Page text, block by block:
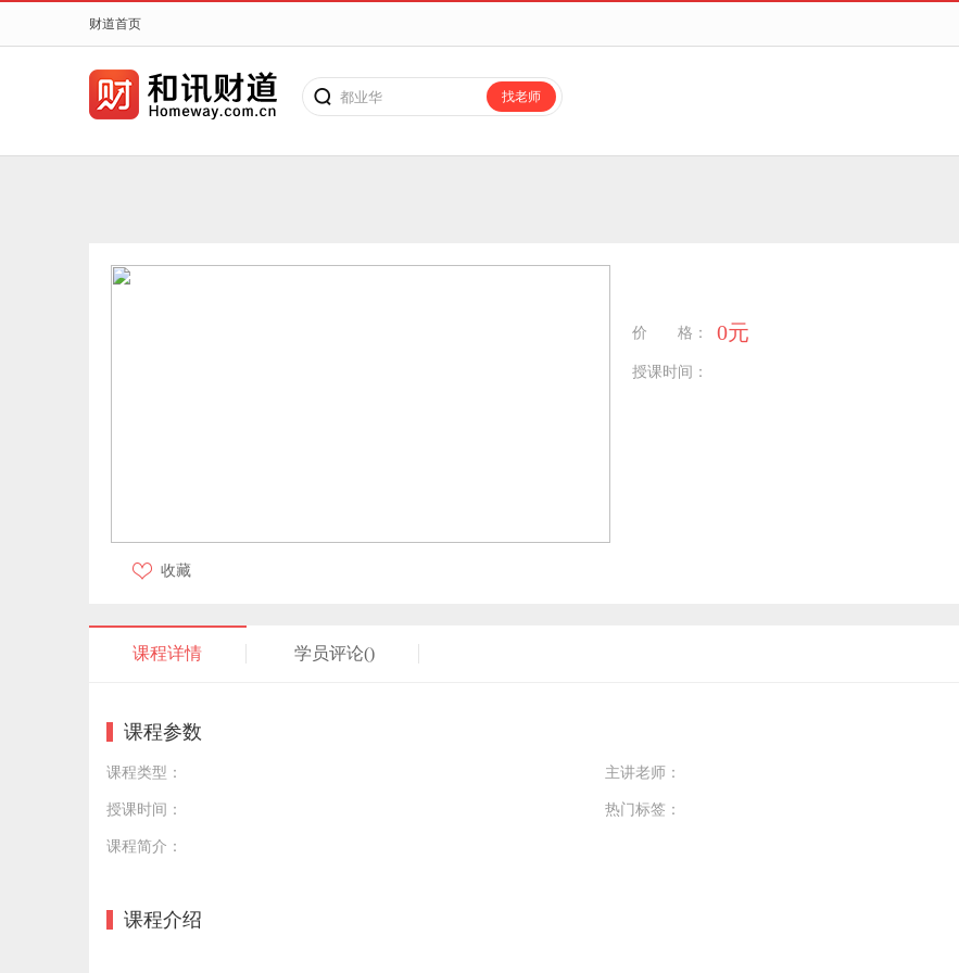
财道首页
都业华 找老师
收藏
价 格： 0元
授课时间：
课程详情 学员评论()
课程参数
课程类型： 主讲老师：
授课时间： 热门标签：
课程简介：
课程介绍